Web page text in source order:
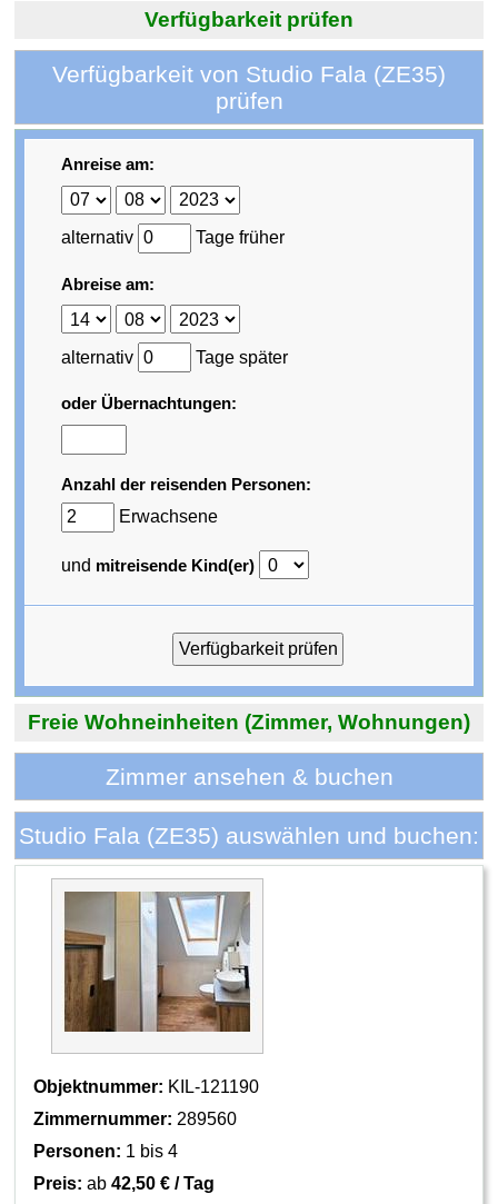
Verfügbarkeit prüfen
Verfügbarkeit von Studio Fala (ZE35)
prüfen
Anreise am:
alternativ Tage früher
Abreise am:
alternativ Tage später
oder Übernachtungen:
Anzahl der reisenden Personen:
Erwachsene
und mitreisende Kind(er)
Freie Wohneinheiten (Zimmer, Wohnungen)
Zimmer ansehen & buchen
Studio Fala (ZE35) auswählen und buchen:
Objektnummer: KIL-121190
Zimmernummer: 289560
Personen: 1 bis 4
Preis: ab42,50 € / Tag